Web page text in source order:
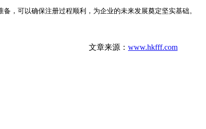
，可以确保注册过程顺利，为企业的未来发展奠定坚实基础。
文章来源： www.hkfff.com